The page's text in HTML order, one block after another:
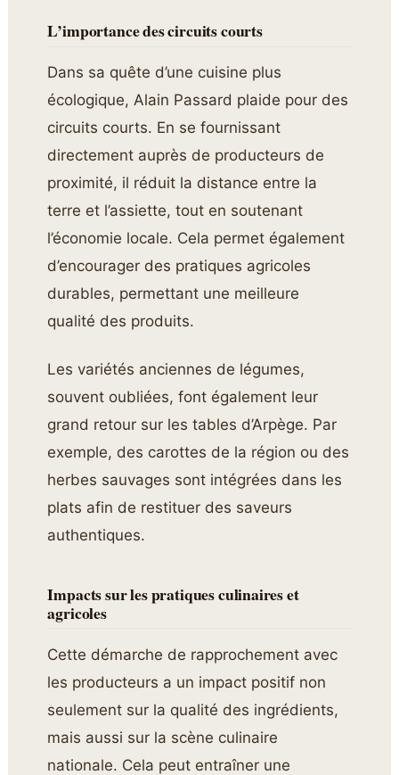
L’importance des circuits courts
Dans sa quête d’une cuisine plus
écologique, Alain Passard plaide pour des
circuits courts. En se fournissant
directement auprès de producteurs de
proximité, il réduit la distance entre la
terre et l’assiette, tout en soutenant
l’économie locale. Cela permet également
d’encourager des pratiques agricoles
durables, permettant une meilleure
qualité des produits.
Les variétés anciennes de légumes,
souvent oubliées, font également leur
grand retour sur les tables d’Arpège. Par
exemple, des carottes de la région ou des
herbes sauvages sont intégrées dans les
plats afin de restituer des saveurs
authentiques.
Impacts sur les pratiques culinaires et
agricoles
Cette démarche de rapprochement avec
les producteurs a un impact positif non
seulement sur la qualité des ingrédients,
mais aussi sur la scène culinaire
nationale. Cela peut entraîner une